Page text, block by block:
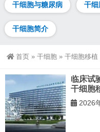
干细胞与糖尿病 干细
干细胞简介
首页 » 干细胞 » 干细胞移植
临床试
干细胞
2026